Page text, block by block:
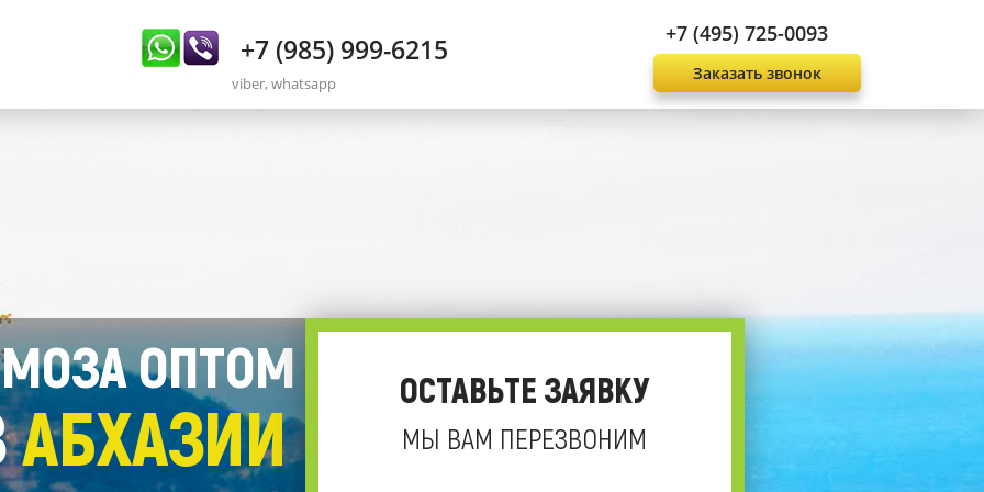
+7 (495) 725-0093
+7 (985) 999-6215
viber, whatsapp Заказать звонок
ОСТАВЬТЕ ЗАЯВКУ
МЫ ВАМ ПЕРЕЗВОНИМ
ОПТОМ
АБХАЗИИ